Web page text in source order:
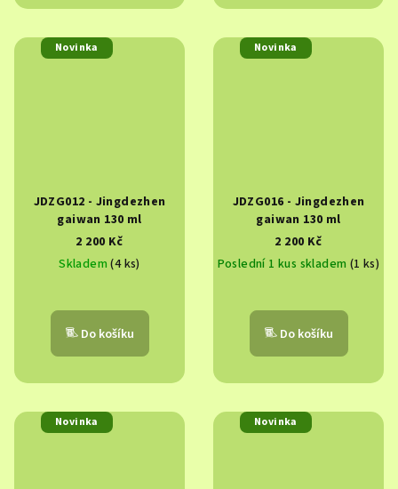
Novinka
JDZG012 - Jingdezhen
gaiwan 130 ml
2 200 Kč
Skladem(4 ks)
Do košíku
Novinka
JDZG016 - Jingdezhen
gaiwan 130 ml
2 200 Kč
Poslední 1 kus skladem (1 ks)
Do košíku
Novinka Novinka